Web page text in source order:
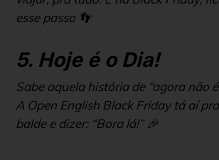
esse passo 👣
5. Hoje é o Dia!
Sabe aquela história de “agora não
A Open English Black Friday tá aí
balde e dizer: “Bora lá!” 🎉